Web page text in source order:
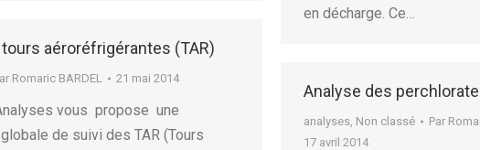
en décharge. Ce…
aéroréfrigérantes (TAR)
Romaric BARDEL 21 mai 2014
vous propose une
de suivi des TAR (Tours
Analyse des
analyses, Non classé Par
17 avril 2014